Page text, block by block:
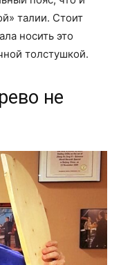
талии. Стоит
носить это
толстушкой.
не